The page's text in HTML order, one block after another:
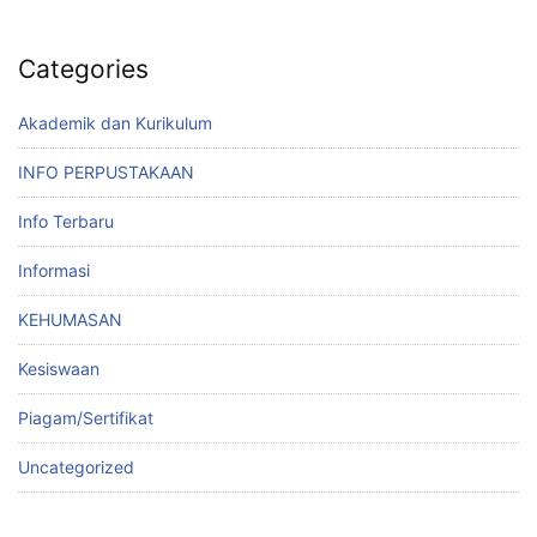
Categories
Akademik dan Kurikulum
INFO PERPUSTAKAAN
Info Terbaru
Informasi
KEHUMASAN
Kesiswaan
Piagam/Sertifikat
Uncategorized